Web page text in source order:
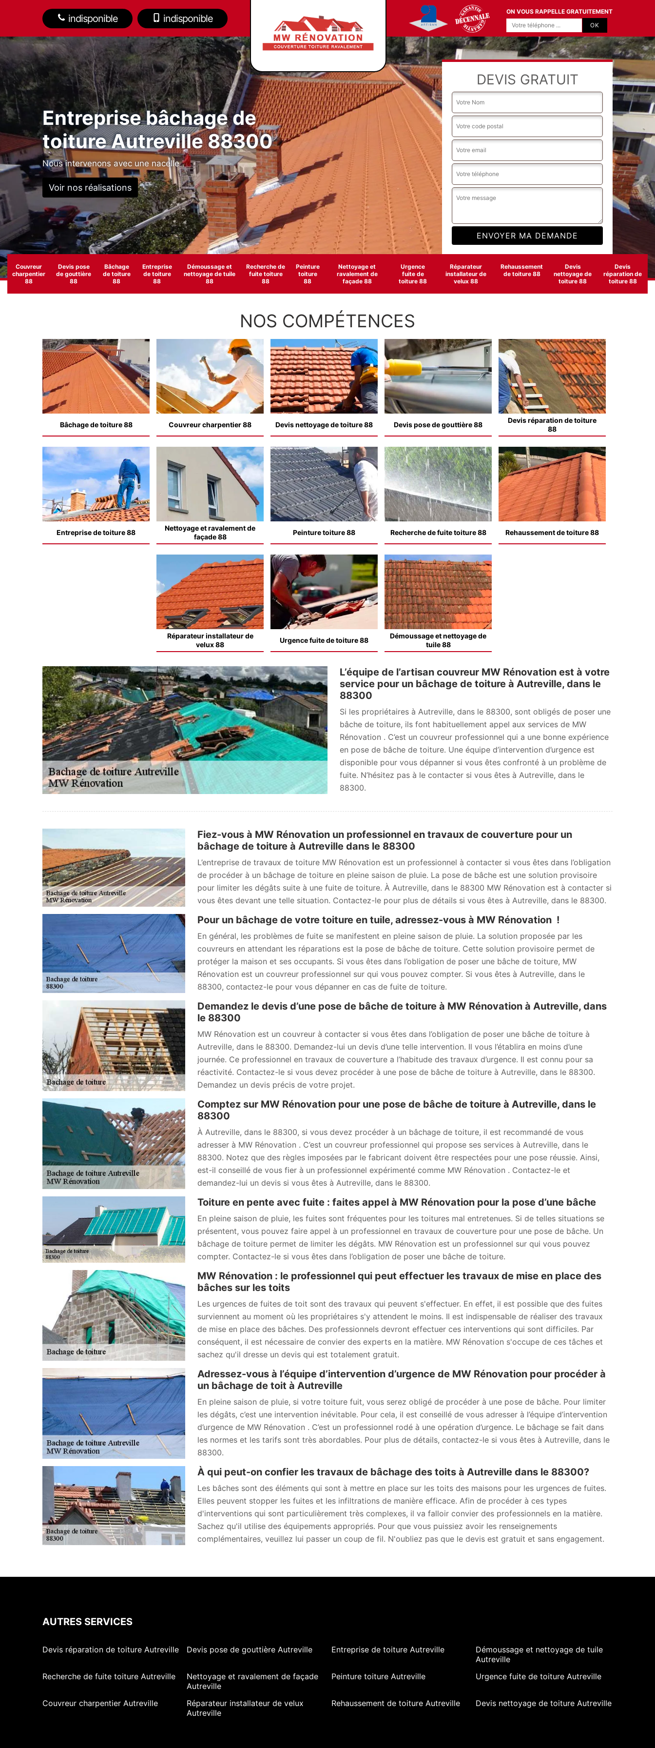
indisponible indisponible
ON VOUS RAPPELLE GRATUITEMENT
Entreprise bâchage de
toiture Autreville 88300
Nous intervenons avec une nacelle
Voir nos réalisations
DEVIS GRATUIT
Couvreur
charpentier
88
Devis pose
de gouttière
88
Bâchage
de toiture
88
Entreprise
de toiture
88
Démoussage et
nettoyage de tuile
88
Recherche de
fuite toiture
88
Peinture
toiture
88
Nettoyage et
ravalement de
façade 88
Urgence
fuite de
toiture 88
Réparateur
installateur de
velux 88
Rehaussement
de toiture 88
Devis
nettoyage de
toiture 88
Devis
réparation de
toiture 88
NOS COMPÉTENCES
Bâchage de toiture 88 Couvreur charpentier 88 Devis nettoyage de toiture 88 Devis pose de gouttière 88
Devis réparation de toiture
88
Entreprise de toiture 88
Nettoyage et ravalement de
façade 88
Peinture toiture 88 Recherche de fuite toiture 88 Rehaussement de toiture 88
Réparateur installateur de
velux 88
Urgence fuite de toiture 88
Démoussage et nettoyage de
tuile 88
L’équipe de l’artisan couvreur MW Rénovation est à votre
service pour un bâchage de toiture à Autreville, dans le
88300
Si les propriétaires à Autreville, dans le 88300, sont obligés de poser une
bâche de toiture, ils font habituellement appel aux services de MW
Rénovation . C’est un couvreur professionnel qui a une bonne expérience
en pose de bâche de toiture. Une équipe d’intervention d’urgence est
disponible pour vous dépanner si vous êtes confronté à un problème de
fuite. N’hésitez pas à le contacter si vous êtes à Autreville, dans le
88300.
Fiez-vous à MW Rénovation un professionnel en travaux de couverture pour un
bâchage de toiture à Autreville dans le 88300
L’entreprise de travaux de toiture MW Rénovation est un professionnel à contacter si vous êtes dans l’obligation
de procéder à un bâchage de toiture en pleine saison de pluie. La pose de bâche est une solution provisoire
pour limiter les dégâts suite à une fuite de toiture. À Autreville, dans le 88300 MW Rénovation est à contacter si
vous êtes devant une telle situation. Contactez-le pour plus de détails si vous êtes à Autreville, dans le 88300.
Pour un bâchage de votre toiture en tuile, adressez-vous à MW Rénovation !
En général, les problèmes de fuite se manifestent en pleine saison de pluie. La solution proposée par les
couvreurs en attendant les réparations est la pose de bâche de toiture. Cette solution provisoire permet de
protéger la maison et ses occupants. Si vous êtes dans l’obligation de poser une bâche de toiture, MW
Rénovation est un couvreur professionnel sur qui vous pouvez compter. Si vous êtes à Autreville, dans le
88300, contactez-le pour vous dépanner en cas de fuite de toiture.
Demandez le devis d’une pose de bâche de toiture à MW Rénovation à Autreville, dans
le 88300
MW Rénovation est un couvreur à contacter si vous êtes dans l’obligation de poser une bâche de toiture à
Autreville, dans le 88300. Demandez-lui un devis d’une telle intervention. Il vous l’établira en moins d’une
journée. Ce professionnel en travaux de couverture a l’habitude des travaux d’urgence. Il est connu pour sa
réactivité. Contactez-le si vous devez procéder à une pose de bâche de toiture à Autreville, dans le 88300.
Demandez un devis précis de votre projet.
Comptez sur MW Rénovation pour une pose de bâche de toiture à Autreville, dans le
88300
À Autreville, dans le 88300, si vous devez procéder à un bâchage de toiture, il est recommandé de vous
adresser à MW Rénovation . C’est un couvreur professionnel qui propose ses services à Autreville, dans le
88300. Notez que des règles imposées par le fabricant doivent être respectées pour une pose réussie. Ainsi,
est-il conseillé de vous fier à un professionnel expérimenté comme MW Rénovation . Contactez-le et
demandez-lui un devis si vous êtes à Autreville, dans le 88300.
Toiture en pente avec fuite : faites appel à MW Rénovation pour la pose d’une bâche
En pleine saison de pluie, les fuites sont fréquentes pour les toitures mal entretenues. Si de telles situations se
présentent, vous pouvez faire appel à un professionnel en travaux de couverture pour une pose de bâche. Un
bâchage de toiture permet de limiter les dégâts. MW Rénovation est un professionnel sur qui vous pouvez
compter. Contactez-le si vous êtes dans l’obligation de poser une bâche de toiture.
MW Rénovation : le professionnel qui peut effectuer les travaux de mise en place des
bâches sur les toits
Les urgences de fuites de toit sont des travaux qui peuvent s'effectuer. En effet, il est possible que des fuites
surviennent au moment où les propriétaires s'y attendent le moins. Il est indispensable de réaliser des travaux
de mise en place des bâches. Des professionnels devront effectuer ces interventions qui sont difficiles. Par
conséquent, il est nécessaire de convier des experts en la matière. MW Rénovation s'occupe de ces tâches et
sachez qu'il dresse un devis qui est totalement gratuit.
Adressez-vous à l’équipe d’intervention d’urgence de MW Rénovation pour procéder à
un bâchage de toit à Autreville
En pleine saison de pluie, si votre toiture fuit, vous serez obligé de procéder à une pose de bâche. Pour limiter
les dégâts, c’est une intervention inévitable. Pour cela, il est conseillé de vous adresser à l’équipe d’intervention
d’urgence de MW Rénovation . C’est un professionnel rodé à une opération d’urgence. Le bâchage se fait dans
les normes et les tarifs sont très abordables. Pour plus de détails, contactez-le si vous êtes à Autreville, dans le
88300.
À qui peut-on confier les travaux de bâchage des toits à Autreville dans le 88300?
Les bâches sont des éléments qui sont à mettre en place sur les toits des maisons pour les urgences de fuites.
Elles peuvent stopper les fuites et les infiltrations de manière efficace. Afin de procéder à ces types
d'interventions qui sont particulièrement très complexes, il va falloir convier des professionnels en la matière.
Sachez qu'il utilise des équipements appropriés. Pour que vous puissiez avoir les renseignements
complémentaires, veuillez lui passer un coup de fil. N'oubliez pas que le devis est gratuit et sans engagement.
AUTRES SERVICES
Devis réparation de toiture Autreville Devis pose de gouttière Autreville Entreprise de toiture Autreville
Démoussage et nettoyage de tuile
Autreville
Recherche de fuite toiture Autreville
Nettoyage et ravalement de façade
Autreville
Peinture toiture Autreville Urgence fuite de toiture Autreville
Couvreur charpentier Autreville
Réparateur installateur de velux
Autreville
Rehaussement de toiture Autreville Devis nettoyage de toiture Autreville